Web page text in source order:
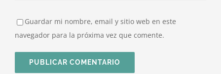
Guardar mi nombre, email y sitio web en este
navegador para la próxima vez que comente.